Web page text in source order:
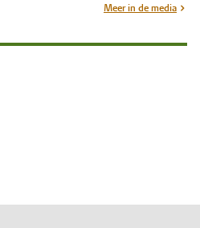
Meer in de media